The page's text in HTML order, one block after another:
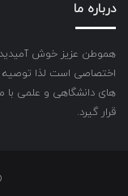
درباره ما
هموطن عزیز خوش
اختصاصی است لذا توصیه
های دانشگاهی و علمی با
قرار گیرد.